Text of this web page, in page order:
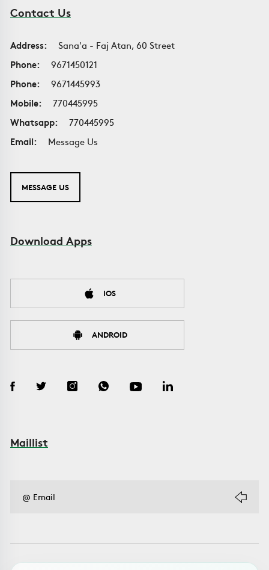
Contact Us
Address:
Sana'a - Faj Atan, 60 Street
Phone:
9671450121
Phone:
9671445993
Mobile:
770445995
Whatsapp:
770445995
Email:
Message Us
MESSAGE US
Download Apps
IOS
ANDROID
Maillist